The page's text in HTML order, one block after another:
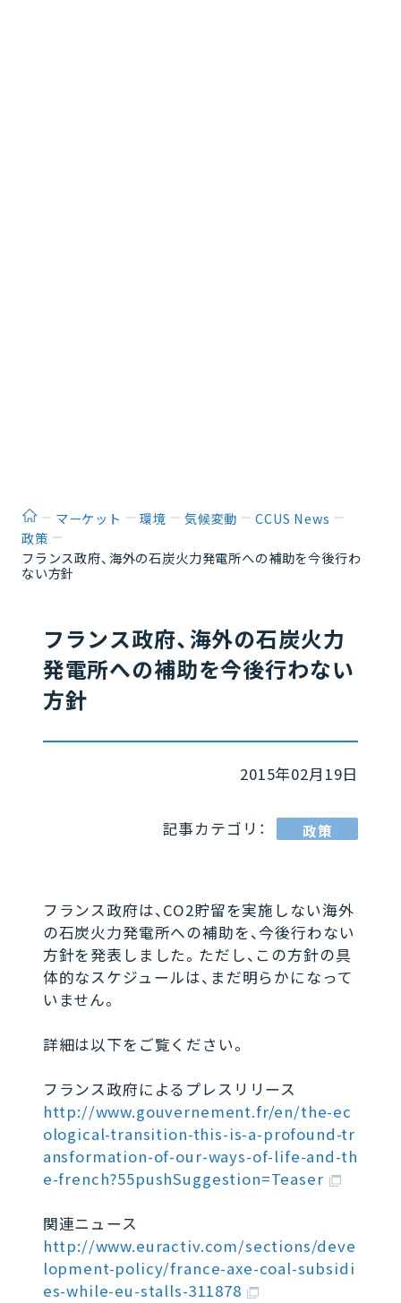
ホームマーケット 環境 気候変動
CCUS News
政策
フランス政府、海外の石炭火力発電所への補助を今後行わ
ない方針
フランス政府、海外の石炭火力
発電所への補助を今後行わない
方針
2015年02月19日
記事カテゴリ： 政策
フランス政府は、CO2貯留を実施しない海外
の石炭火力発電所への補助を、今後行わない
方針を発表しました。ただし、この方針の具
体的なスケジュールは、まだ明らかになって
いません。
詳細は以下をご覧ください。
フランス政府によるプレスリリース
http://www.gouvernement.fr/en/the-ec
ological-transition-this-is-a-profound-tr
ansformation-of-our-ways-of-life-and-th
e-french?55pushSuggestion=Teaser
関連ニュース
http://www.euractiv.com/sections/deve
lopment-policy/france-axe-coal-subsidi
es-while-eu-stalls-311878